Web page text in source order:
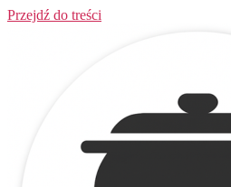
Przejdź do treści